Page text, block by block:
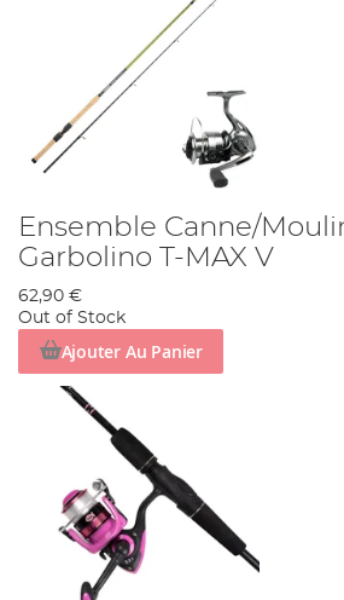
Ensemble Canne/
Garbolino T-MAX V
62,90 €
Out of Stock
Ajouter Au Panier